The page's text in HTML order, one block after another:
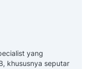
yang
khususnya seputar